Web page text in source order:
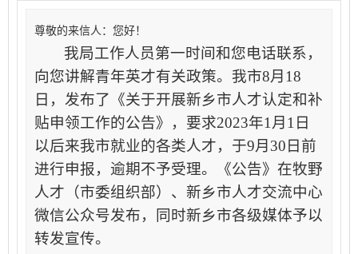
尊敬的来信人：您好！
我局工作人员第一时间和您电话联系，
向您讲解青年英才有关政策。 我市8月 18
日，发布了《关于开展新乡市人才认定和补
贴申领工作的公告》，要求2023年1月 1 日
以后来我市就业的各类人才，于9月 30 日前
进行申报，逾期不予受理。《公告》在牧野
人才（市委组织部）、新乡市人才交流中心
微信公众号发布，同时新乡市各级媒体予以
转发宣传。